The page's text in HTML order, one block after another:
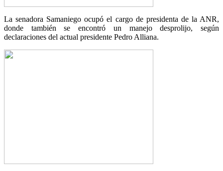
La senadora Samaniego ocupó el cargo de presidenta de la ANR,
donde también se encontró un manejo desprolijo, según
declaraciones del actual presidente Pedro Alliana.